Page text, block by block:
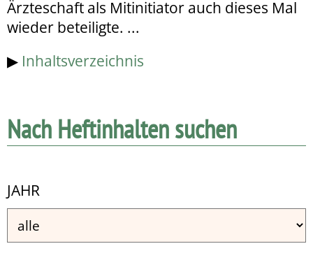
Ärzteschaft als Mitinitiator auch dieses Mal
wieder beteiligte. ...
▶ Inhaltsverzeichnis
Nach Heftinhalten suchen
JAHR